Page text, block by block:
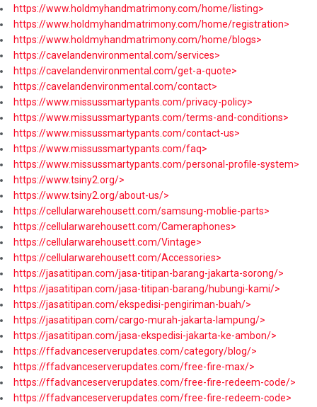
https://www.holdmyhandmatrimony.com/home/listing>
https://www.holdmyhandmatrimony.com/home/registration>
https://www.holdmyhandmatrimony.com/home/blogs>
https://cavelandenvironmental.com/services>
https://cavelandenvironmental.com/get-a-quote>
https://cavelandenvironmental.com/contact>
https://www.missussmartypants.com/privacy-policy>
https://www.missussmartypants.com/terms-and-conditions>
https://www.missussmartypants.com/contact-us>
https://www.missussmartypants.com/faq>
https://www.missussmartypants.com/personal-profile-system>
https://www.tsiny2.org/>
https://www.tsiny2.org/about-us/>
https://cellularwarehousett.com/samsung-moblie-parts>
https://cellularwarehousett.com/Cameraphones>
https://cellularwarehousett.com/Vintage>
https://cellularwarehousett.com/Accessories>
https://jasatitipan.com/jasa-titipan-barang-jakarta-sorong/>
https://jasatitipan.com/jasa-titipan-barang/hubungi-kami/>
https://jasatitipan.com/ekspedisi-pengiriman-buah/>
https://jasatitipan.com/cargo-murah-jakarta-lampung/>
https://jasatitipan.com/jasa-ekspedisi-jakarta-ke-ambon/>
https://ffadvanceserverupdates.com/category/blog/>
https://ffadvanceserverupdates.com/free-fire-max/>
https://ffadvanceserverupdates.com/free-fire-redeem-code/>
https://ffadvanceserverupdates.com/free-fire-redeem-code>